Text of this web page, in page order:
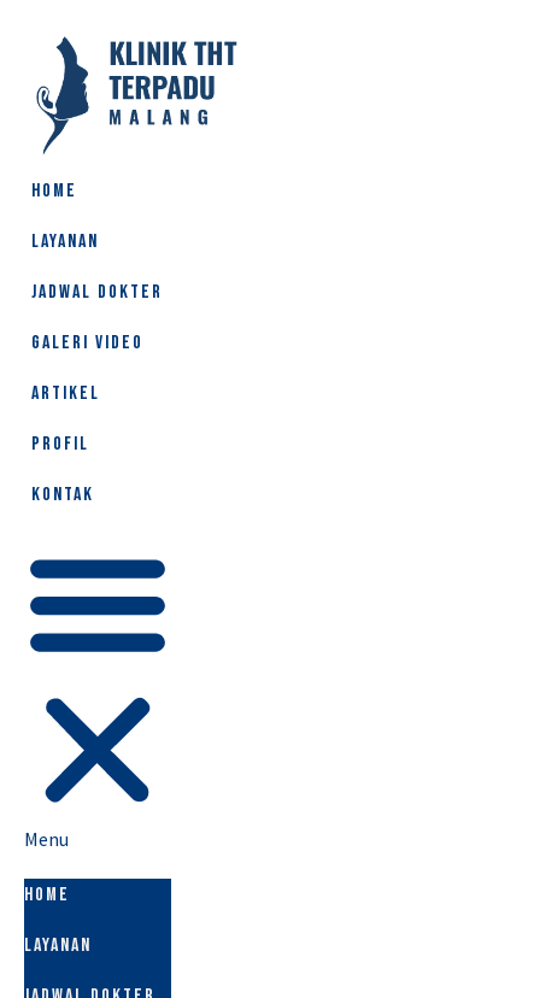
HOME
LAYANAN
JADWAL DOKTER
GALERI VIDEO
ARTIKEL
PROFIL
KONTAK
Menu
HOME
LAYANAN